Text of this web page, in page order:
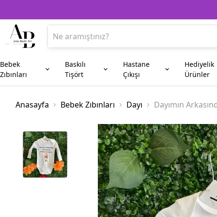
Bebek
Zıbınları
Anne Baba
Amca Hala
Enişte Sünnet
Baskılı
Tişört
Aile Kombin
Hastane
Çıkışı
Beşiktaş Fenerbahçe
Hediyelik
Ürünler
Kupa Bardak Plaket
Anneye Hediyeler
Anasayfa Bebek Zıbınları Dayı Dayımın